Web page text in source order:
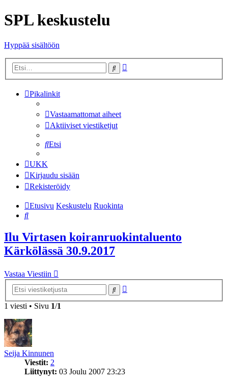
SPL keskustelu
Hyppää sisältöön
Etsi
Pikalinkit
Vastaamattomat aiheet
Aktiiviset viestiketjut
Etsi
UKK
Kirjaudu sisään
Rekisteröidy
Etusivu Keskustelu Ruokinta
Etsi
Ilu Virtasen koiranruokintaluento
Kärkölässä 30.9.2017
Vastaa Viestiin
Etsi
1 viesti • Sivu 1/1
Seija Kinnunen
Viestit: 2
Liittynyt: 03 Joulu 2007 23:23